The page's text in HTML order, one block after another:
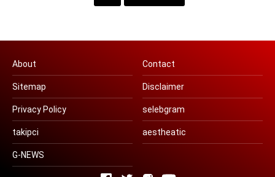
About Contact
Sitemap Disclaimer
Privacy Policy selebgram
takipci aestheatic
G-NEWS